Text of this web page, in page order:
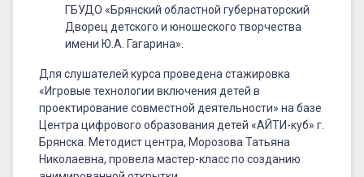
ГБУДО «Брянский областной губернаторский
Дворец детского и юношеского творчества
имени Ю.А. Гагарина».
Для слушателей курса проведена стажировка
«Игровые технологии включения детей в
проектирование совместной деятельности» на базе
Центра цифрового образования детей «АЙТИ-куб» г.
Брянска. Методист центра, Морозова Татьяна
Николаевна, провела мастер-класс по созданию